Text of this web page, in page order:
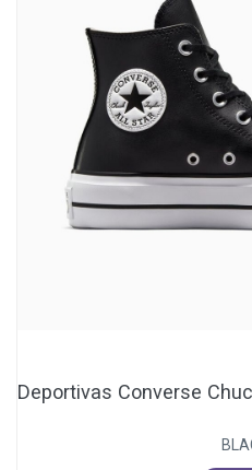
Deportivas Converse